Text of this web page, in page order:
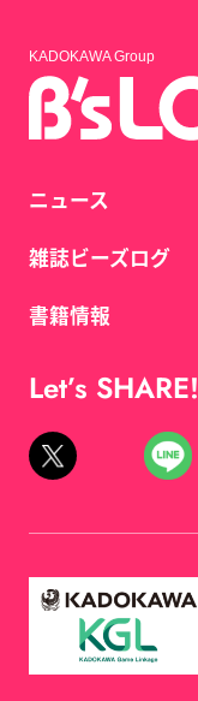
KADOKAWA Group
ニュース
雑誌ビーズログ
書籍情報
Let’s SHARE!